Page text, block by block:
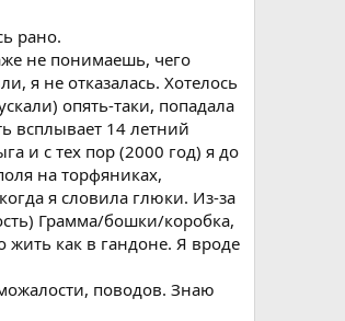
рано.
не понимаешь, чего
я не отказалась. Хотелось
опять-таки, попадала
всплывает 14 летний
и с тех пор (2000 год) я до
на торфяниках,
я словила глюки. Из-за
Грамма/бошки/коробка,
жить как в гандоне. Я вроде
поводов. Знаю